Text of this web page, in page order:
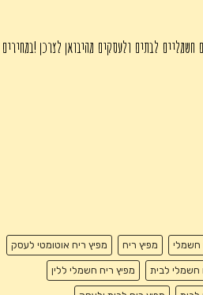
לבתים ולעסקים מהיבואן לצרכן !במחירים
חשמלי מפיץ ריח מפיץ ריח אוטומטי לעסק
חשמלי לבית מפיץ ריח חשמלי ללין